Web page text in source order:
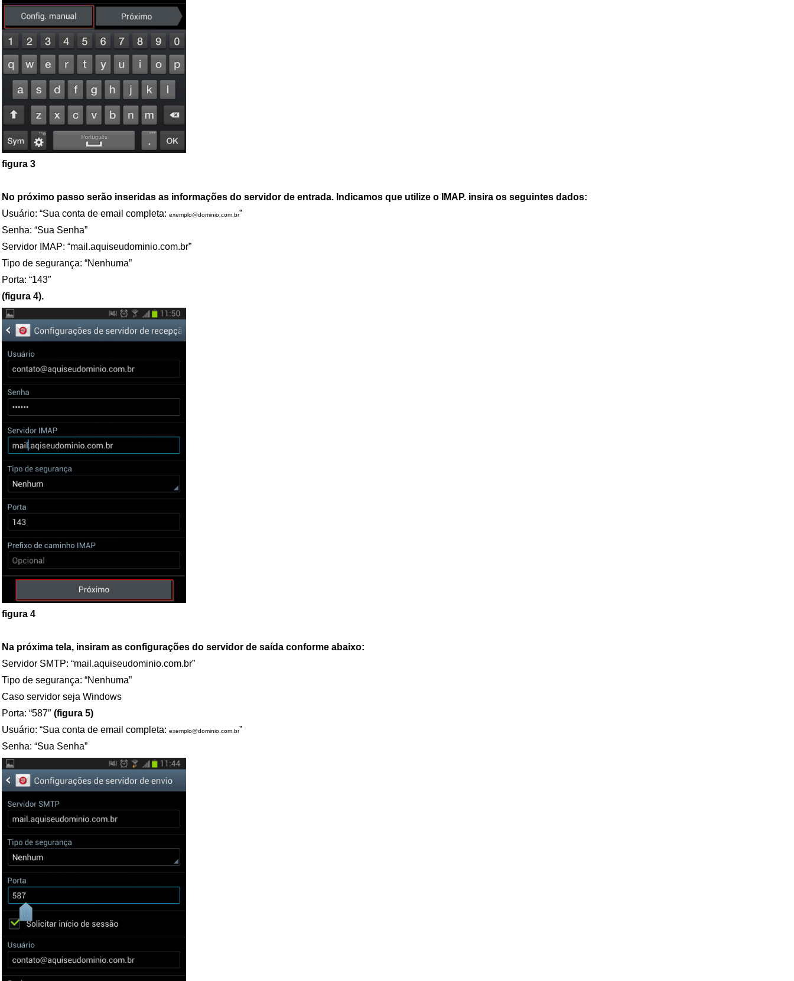
figura 3
No próximo passo serão inseridas as informações do servidor de entrada. Indicamos que utilize o IMAP. insira os seguintes dados:
Usuário: “Sua conta de email completa: exemplo@dominio.com.br”
Senha: “Sua Senha”
Servidor IMAP: “mail.aquiseudominio.com.br”
Tipo de segurança: “Nenhuma”
Porta: “143″
(figura 4).
figura 4
Na próxima tela, insiram as configurações do servidor de saída conforme abaixo:
Servidor SMTP: “mail.aquiseudominio.com.br”
Tipo de segurança: “Nenhuma”
Caso servidor seja Windows
Porta: “587″ (figura 5)
Usuário: “Sua conta de email completa: exemplo@dominio.com.br”
Senha: “Sua Senha”